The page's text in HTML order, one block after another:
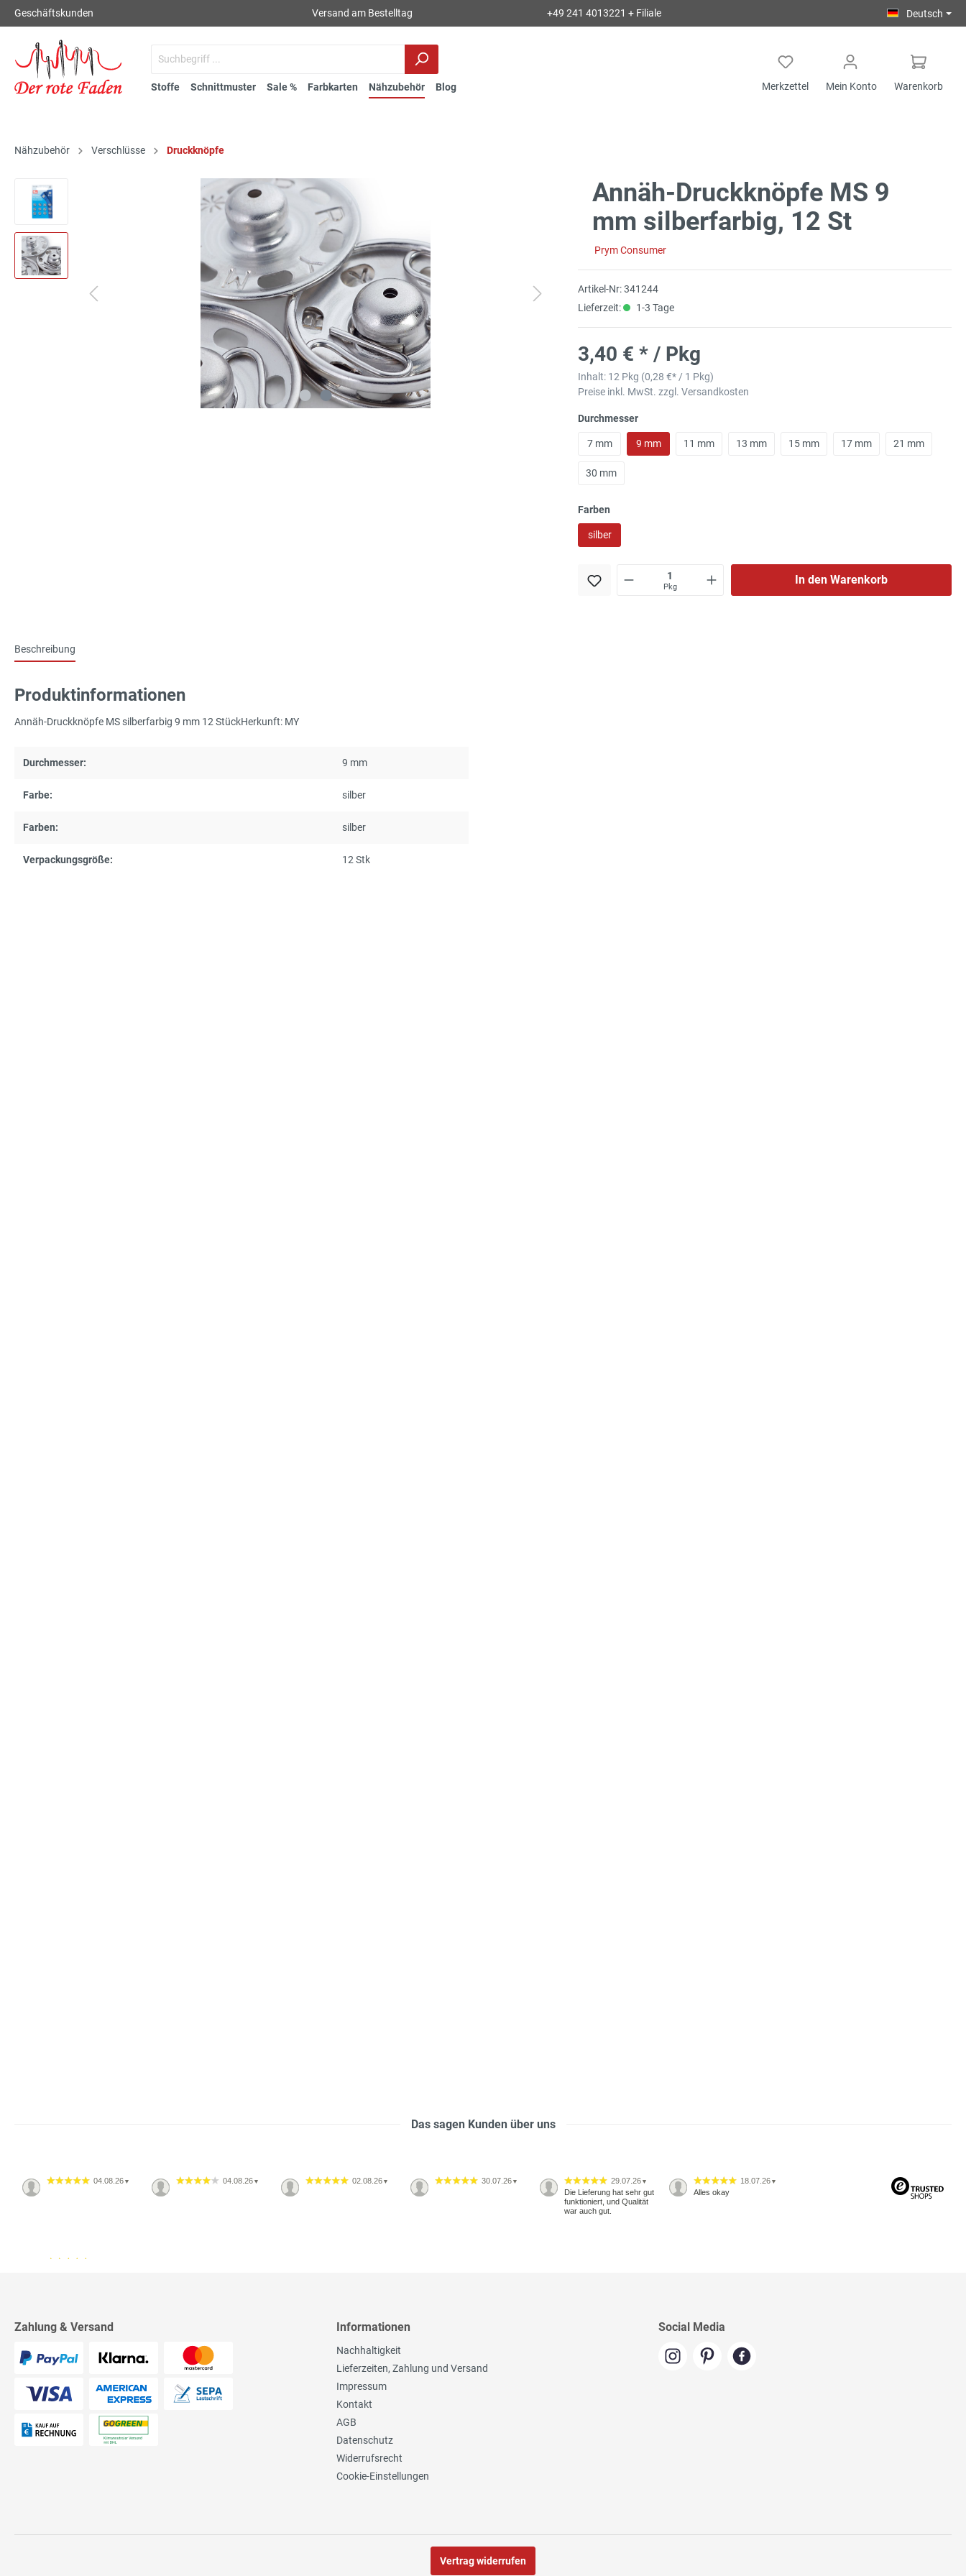
Geschäftskunden Versand am Bestelltag +49 241 4013221 + Filiale Deutsch
Stoffe Schnittmuster Sale % Farbkarten Nähzubehör Blog Merkzettel Mein Konto Warenkorb
Nähzubehör Verschlüsse Druckknöpfe
Annäh-Druckknöpfe MS 9
mm silberfarbig, 12 St
Prym Consumer
Artikel-Nr:341244
Lieferzeit:
1-3 Tage
3,40 € * / Pkg
Inhalt: 12 Pkg (0,28 €* / 1 Pkg)
Preise inkl. MwSt. zzgl. Versandkosten
Durchmesser
7 mm 9 mm 11 mm 13 mm 15 mm 17 mm 21 mm
30 mm
Farben
silber
Pkg
In den Warenkorb
Beschreibung
Produktinformationen
Annäh-Druckknöpfe MS silberfarbig 9 mm 12 StückHerkunft: MY
Durchmesser: 9 mm
Farbe: silber
Farben: silber
Verpackungsgröße: 12 Stk
Das sagen Kunden über uns
04.08.26 ▼ 04.08.26 ▼ 02.08.26 ▼ 30.07.26 ▼ 29.07.26 ▼
Die Lieferung hat sehr gut
funktioniert, und Qualität
war auch gut.
18.07.26 ▼
Alles okay
Zahlung & Versand Informationen
Nachhaltigkeit
Lieferzeiten, Zahlung und Versand
Impressum
Kontakt
AGB
Datenschutz
Widerrufsrecht
Cookie-Einstellungen
Social Media
Vertrag widerrufen